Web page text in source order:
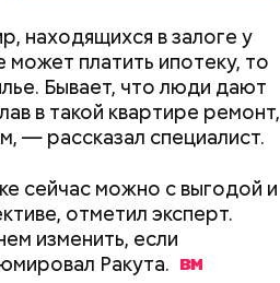
находящихся в залоге у
может платить ипотеку, то
Бывает, что люди дают
в такой квартире ремонт,
— рассказал специалист.
сейчас можно с выгодой и
отметил эксперт.
изменить, если
Ракута.
тонком и толстом
задачу входило
того, Макеев участвовал